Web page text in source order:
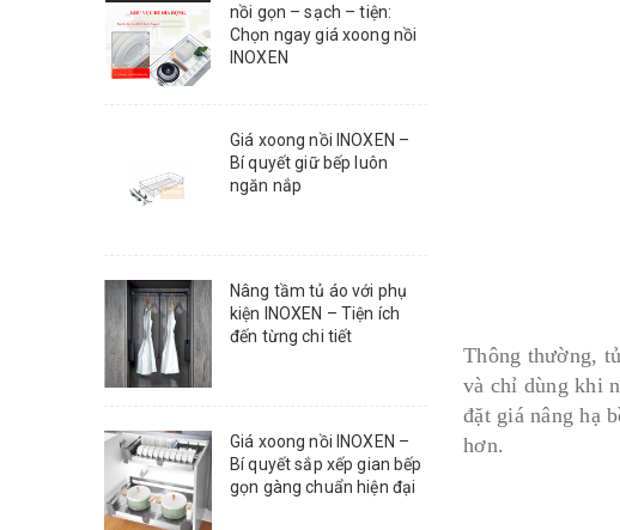
Thông thường,
và chỉ dùng khi
đặt giá nâng hạ
hơn.
nồi gọn – sạch – tiện:
Chọn ngay giá xoong nồi
INOXEN
Giá xoong nồi INOXEN –
Bí quyết giữ bếp luôn
ngăn nắp
Nâng tầm tủ áo với phụ
kiện INOXEN – Tiện ích
đến từng chi tiết
Giá xoong nồi INOXEN –
Bí quyết sắp xếp gian bếp
gọn gàng chuẩn hiện đại